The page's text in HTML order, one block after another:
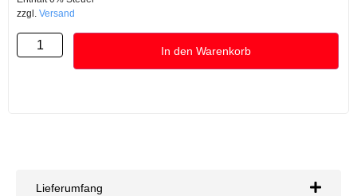
zzgl. Versand
In den Warenkorb
Lieferumfang